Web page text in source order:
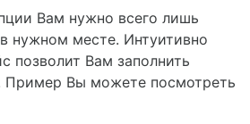
Вам нужно всего лишь
нужном месте. Интуитивно
позволит Вам заполнить
Пример Вы можете посмотреть